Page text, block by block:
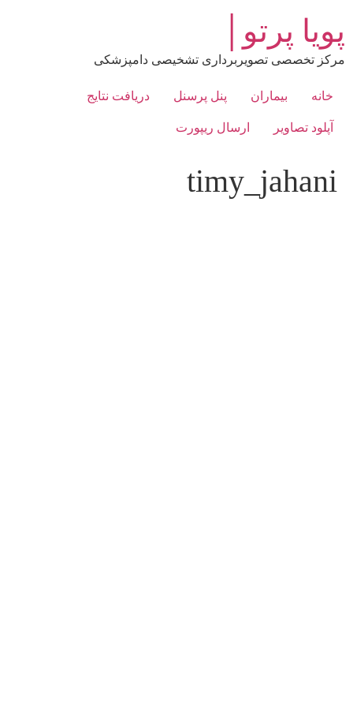
محتوا
پویا پرتو│
مرکز تخصصی تصویربرداری تشخیصی دامپزشکی
خانه بیماران پنل پرسنل دریافت نتایج
آپلود تصاویر ارسال ریپورت
timy_jahani